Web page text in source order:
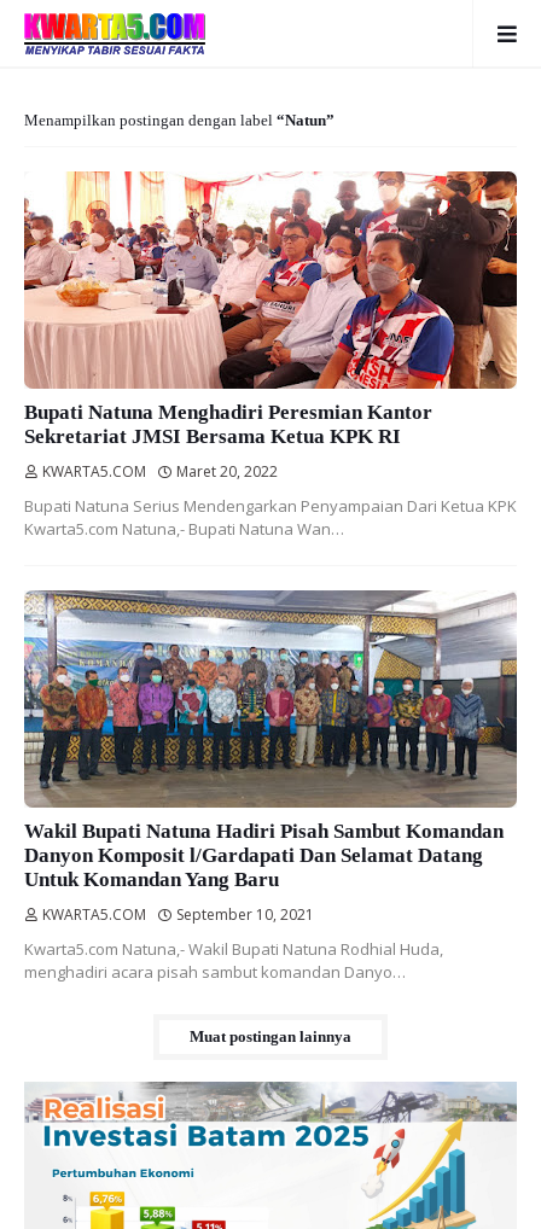
Menampilkan postingan dengan label Natun
Bupati Natuna Menghadiri Peresmian Kantor
Sekretariat JMSI Bersama Ketua KPK RI
KWARTA5.COM Maret 20, 2022
Bupati Natuna Serius Mendengarkan Penyampaian Dari Ketua KPK
Kwarta5.com Natuna,- Bupati Natuna Wan…
Wakil Bupati Natuna Hadiri Pisah Sambut Komandan
Danyon Komposit l/Gardapati Dan Selamat Datang
Untuk Komandan Yang Baru
KWARTA5.COM September 10, 2021
Kwarta5.com Natuna,- Wakil Bupati Natuna Rodhial Huda,
menghadiri acara pisah sambut komandan Danyo…
Muat postingan lainnya